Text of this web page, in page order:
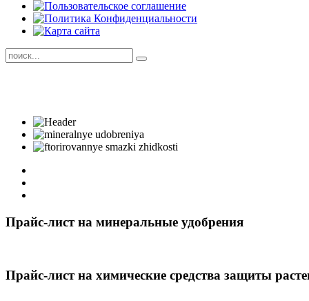
Прайс-лист на минеральные удобрения
Прайс-лист на химические средства защиты